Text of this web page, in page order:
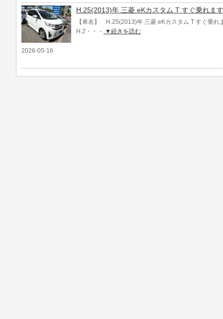
H.25(2013)年 三菱 eKカスタム T すぐ乗れま
【車名】 H.25(2013)年 三菱 eKカスタム T すぐ乗
H.2・・・
▼続きを読む
2026-05-16